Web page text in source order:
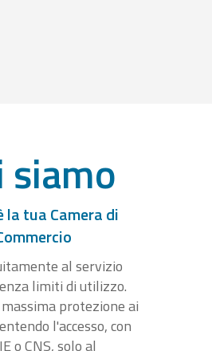
siamo
la tua Camera di
al servizio
limiti di utilizzo.
protezione ai
l'accesso, con
o CNS, solo al